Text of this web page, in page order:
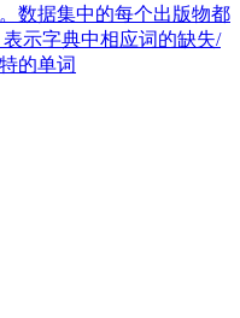
数据集中的每个出版物都
示字典中相应词的缺失/
的单词